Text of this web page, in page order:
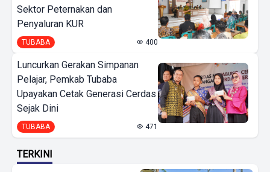
Sektor Peternakan dan
Penyaluran KUR
TUBABA 400
Luncurkan Gerakan Simpanan
Pelajar, Pemkab Tubaba
Upayakan Cetak Generasi Cerdas
Sejak Dini
TUBABA 471
TERKINI